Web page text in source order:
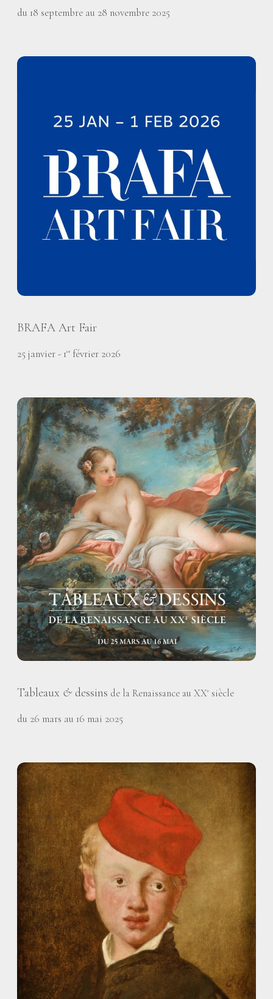
du 18 septembre au 28 novembre 2025
BRAFA Art Fair
25 janvier - 1er février 2026
Tableaux & dessins de la Renaissance au XXe siècle
du 26 mars au 16 mai 2025